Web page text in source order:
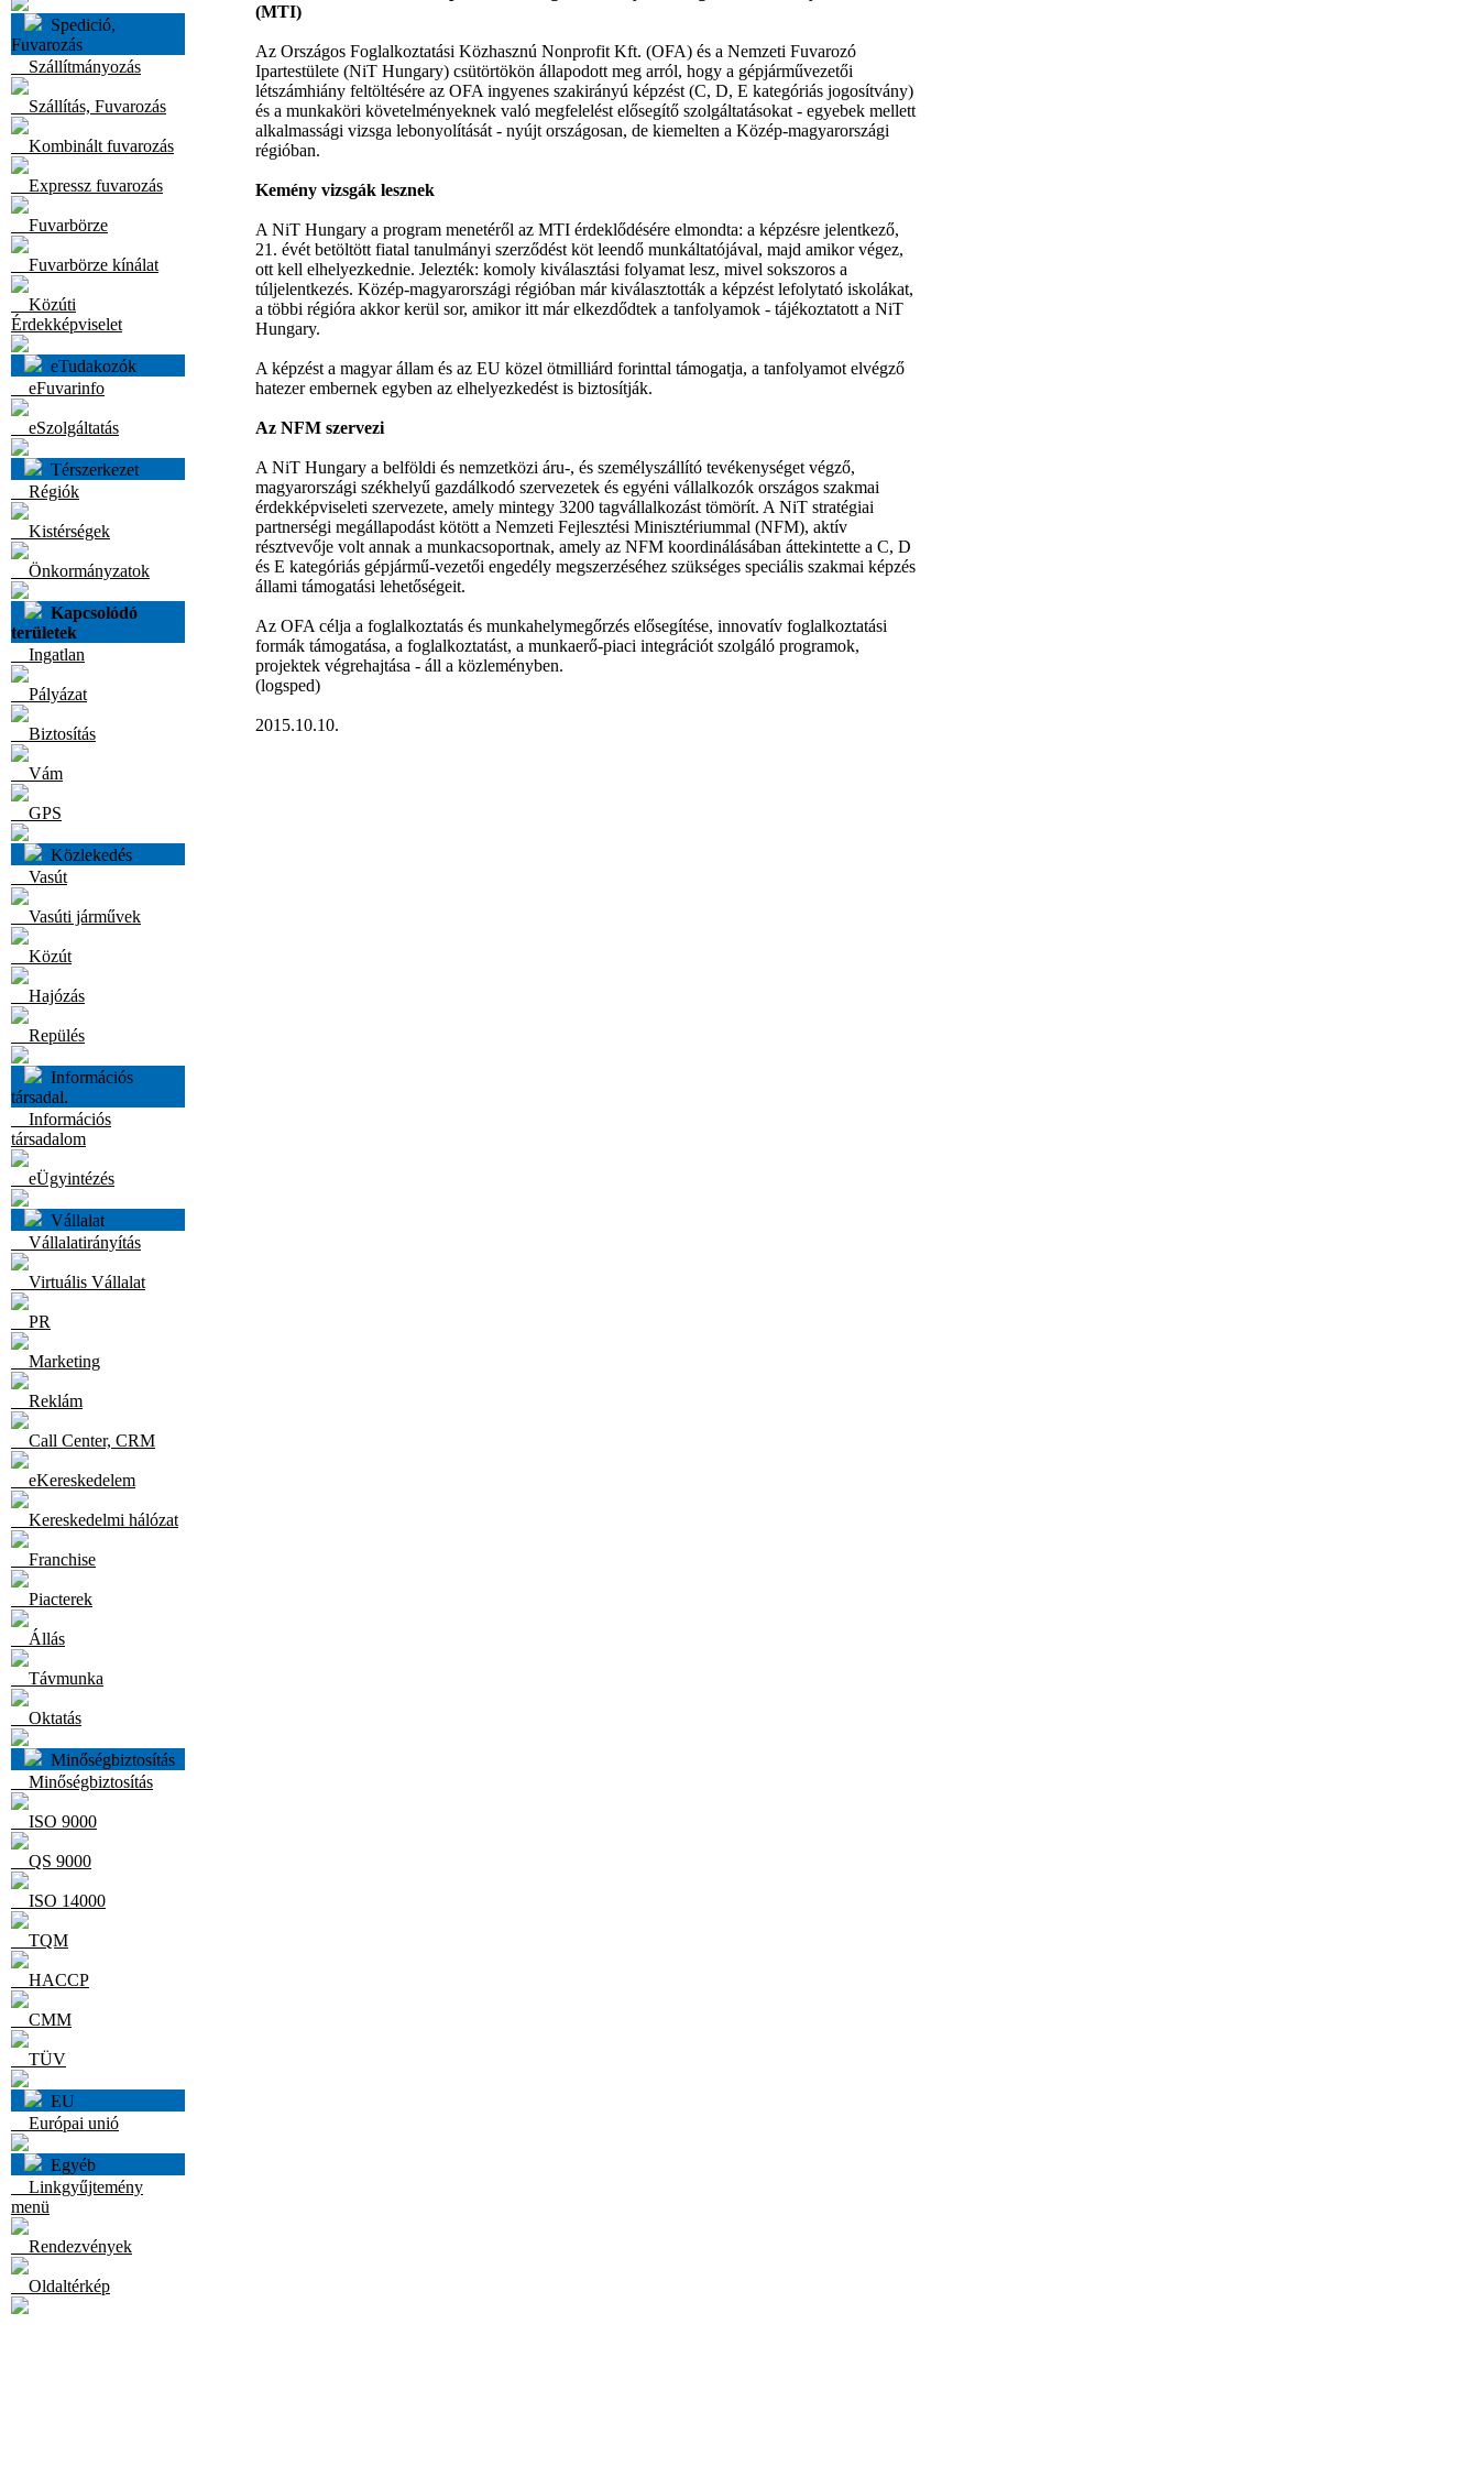
Spedició,
Fuvarozás
Szállítmányozás
Szállítás, Fuvarozás
Kombinált fuvarozás
Expressz fuvarozás
Fuvarbörze
Fuvarbörze kínálat
Közúti
Érdekképviselet
eTudakozók
eFuvarinfo
eSzolgáltatás
Térszerkezet
Régiók
Kistérségek
Önkormányzatok
Kapcsolódó
területek
Ingatlan
Pályázat
Biztosítás
Vám
GPS
Közlekedés
Vasút
Vasúti járművek
Közút
Hajózás
Repülés
Információs
társadal.
Információs
társadalom
eÜgyintézés
Vállalat
Vállalatirányítás
Virtuális Vállalat
PR
Marketing
Reklám
Call Center, CRM
eKereskedelem
Kereskedelmi hálózat
Franchise
Piacterek
Állás
Távmunka
Oktatás
Minőségbiztosítás
Minőségbiztosítás
ISO 9000
QS 9000
ISO 14000
TQM
HACCP
CMM
TÜV
EU
Európai unió
Egyéb
Linkgyűjtemény
menü
Rendezvények
Oldaltérkép
(MTI)
Az Országos Foglalkoztatási Közhasznú Nonprofit Kft. (OFA) és a Nemzeti Fuvarozó
Ipartestülete (NiT Hungary) csütörtökön állapodott meg arról, hogy a gépjárművezetői
létszámhiány feltöltésére az OFA ingyenes szakirányú képzést (C, D, E kategóriás jogosítvány)
és a munkaköri követelményeknek való megfelelést elősegítő szolgáltatásokat - egyebek mellett
alkalmassági vizsga lebonyolítását - nyújt országosan, de kiemelten a Közép-magyarországi
régióban.
Kemény vizsgák lesznek
A NiT Hungary a program menetéről az MTI érdeklődésére elmondta: a képzésre jelentkező,
21. évét betöltött fiatal tanulmányi szerződést köt leendő munkáltatójával, majd amikor végez,
ott kell elhelyezkednie. Jelezték: komoly kiválasztási folyamat lesz, mivel sokszoros a
túljelentkezés. Közép-magyarországi régióban már kiválasztották a képzést lefolytató iskolákat,
a többi régióra akkor kerül sor, amikor itt már elkezdődtek a tanfolyamok - tájékoztatott a NiT
Hungary.
A képzést a magyar állam és az EU közel ötmilliárd forinttal támogatja, a tanfolyamot elvégző
hatezer embernek egyben az elhelyezkedést is biztosítják.
Az NFM szervezi
A NiT Hungary a belföldi és nemzetközi áru-, és személyszállító tevékenységet végző,
magyarországi székhelyű gazdálkodó szervezetek és egyéni vállalkozók országos szakmai
érdekképviseleti szervezete, amely mintegy 3200 tagvállalkozást tömörít. A NiT stratégiai
partnerségi megállapodást kötött a Nemzeti Fejlesztési Minisztériummal (NFM), aktív
résztvevője volt annak a munkacsoportnak, amely az NFM koordinálásában áttekintette a C, D
és E kategóriás gépjármű-vezetői engedély megszerzéséhez szükséges speciális szakmai képzés
állami támogatási lehetőségeit.
Az OFA célja a foglalkoztatás és munkahelymegőrzés elősegítése, innovatív foglalkoztatási
formák támogatása, a foglalkoztatást, a munkaerő-piaci integrációt szolgáló programok,
projektek végrehajtása - áll a közleményben.
(logsped)
2015.10.10.